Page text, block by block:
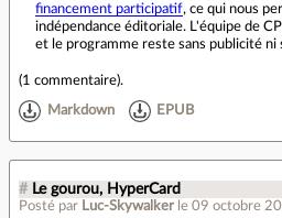
financement participatif, ce qui nous
indépendance éditoriale. L'équipe de
et le programme reste sans publicité ni
(1 commentaire).
Markdown EPUB
# Le gourou, HyperCard
Posté par Luc-Skywalker le 09 octobre